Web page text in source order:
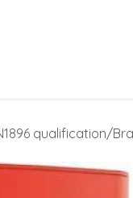
qualification/